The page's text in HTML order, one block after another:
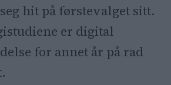
hit på førstevalget sitt.
er digital
for annet år på rad